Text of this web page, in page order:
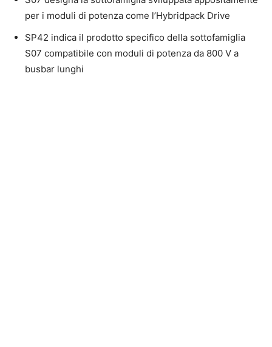
per i moduli di potenza come l’Hybridpack Drive
SP42 indica il prodotto specifico della sottofamiglia
S07 compatibile con moduli di potenza da 800 V a
busbar lunghi